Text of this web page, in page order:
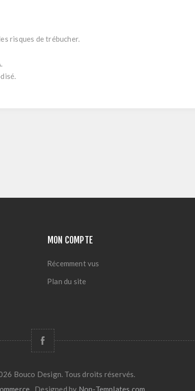
risques de trébucher.
MON COMPTE
Récemment vus
Plan du site
Bouco Design. Tous droits réservés.
Designed by Nop-Templates.com